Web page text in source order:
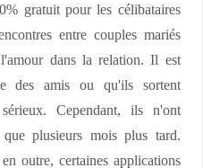
gratuit pour les célibataires
entre couples mariés
dans la relation. Il est
des amis ou qu'ils sortent
Cependant, ils n'ont
plusieurs mois plus tard.
outre, certaines applications